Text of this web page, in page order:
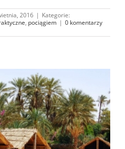
2016 | Kategorie:
, pociągiem | 0 komentarzy